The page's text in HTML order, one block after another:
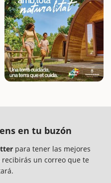
en tu buzón
para tener las mejores
recibirás un correo que te